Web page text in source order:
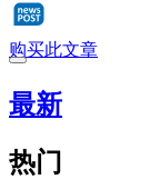
购买此文章
最新
热门